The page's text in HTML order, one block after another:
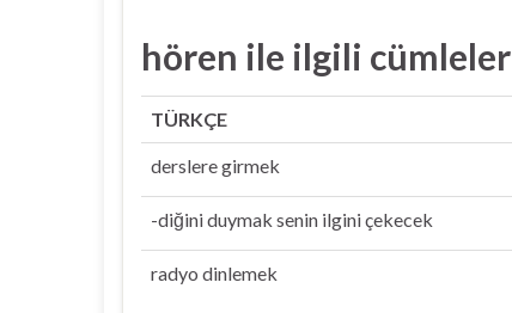
hören ile ilgili cümleler
TÜRKÇE
derslere girmek
-diğini duymak senin ilgini çekecek
radyo dinlemek